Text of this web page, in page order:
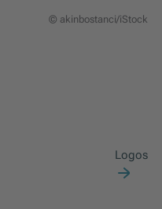
© akinbostanci/iStock
Logos